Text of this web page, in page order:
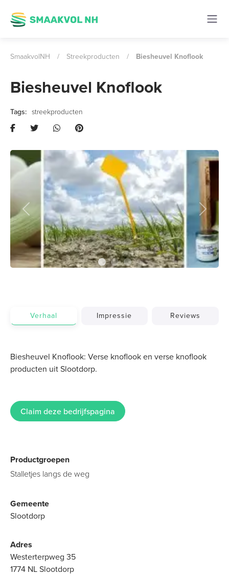
SmaakvolNH / Streekproducten / Biesheuvel Knoflook
Biesheuvel Knoflook
streekproducten
Previous Next
Verhaal Impressie Reviews
Biesheuvel Knoflook: Verse knoflook en verse knoflook
producten uit Slootdorp.
Claim deze bedrijfspagina
Productgroepen
Stalletjes langs de weg
Gemeente
Slootdorp
Adres
Westerterpweg 35
1774 NL Slootdorp